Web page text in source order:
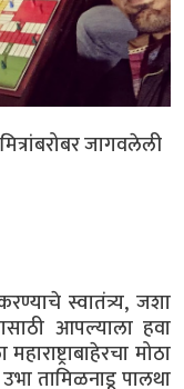
जागवलेली
स्वातंत्र्य, जशा
आपल्याला हवा
मोठा
तामिळनाडू पालथा